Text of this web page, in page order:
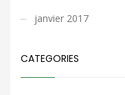
janvier 2017
CATEGORIES